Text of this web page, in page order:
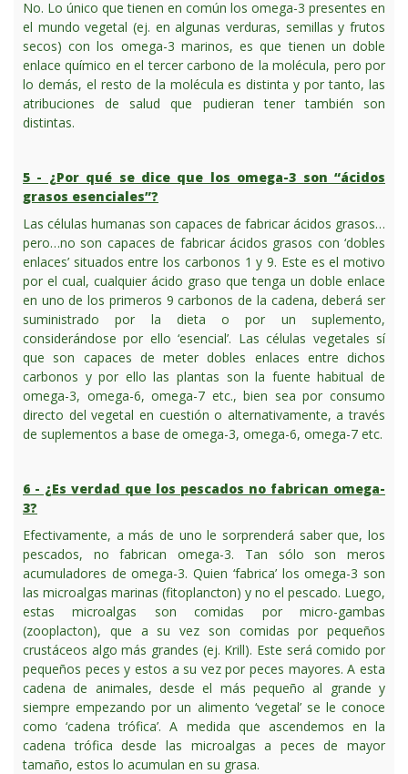
No. Lo único que tienen en común los omega-3 presentes en
el mundo vegetal (ej. en algunas verduras, semillas y frutos
secos) con los omega-3 marinos, es que tienen un doble
enlace químico en el tercer carbono de la molécula, pero por
lo demás, el resto de la molécula es distinta y por tanto, las
atribuciones de salud que pudieran tener también son
distintas.
5 - ¿Por qué se dice que los omega-3 son “ácidos
grasos esenciales”?
Las células humanas son capaces de fabricar ácidos grasos…
pero…no son capaces de fabricar ácidos grasos con ‘dobles
enlaces’ situados entre los carbonos 1 y 9. Este es el motivo
por el cual, cualquier ácido graso que tenga un doble enlace
en uno de los primeros 9 carbonos de la cadena, deberá ser
suministrado por la dieta o por un suplemento,
considerándose por ello ‘esencial’. Las células vegetales sí
que son capaces de meter dobles enlaces entre dichos
carbonos y por ello las plantas son la fuente habitual de
omega-3, omega-6, omega-7 etc., bien sea por consumo
directo del vegetal en cuestión o alternativamente, a través
de suplementos a base de omega-3, omega-6, omega-7 etc.
6 - ¿Es verdad que los pescados no fabrican omega-
3?
Efectivamente, a más de uno le sorprenderá saber que, los
pescados, no fabrican omega-3. Tan sólo son meros
acumuladores de omega-3. Quien ‘fabrica’ los omega-3 son
las microalgas marinas (fitoplancton) y no el pescado. Luego,
estas microalgas son comidas por micro-gambas
(zooplacton), que a su vez son comidas por pequeños
crustáceos algo más grandes (ej. Krill). Este será comido por
pequeños peces y estos a su vez por peces mayores. A esta
cadena de animales, desde el más pequeño al grande y
siempre empezando por un alimento ‘vegetal’ se le conoce
como ‘cadena trófica’. A medida que ascendemos en la
cadena trófica desde las microalgas a peces de mayor
tamaño, estos lo acumulan en su grasa.